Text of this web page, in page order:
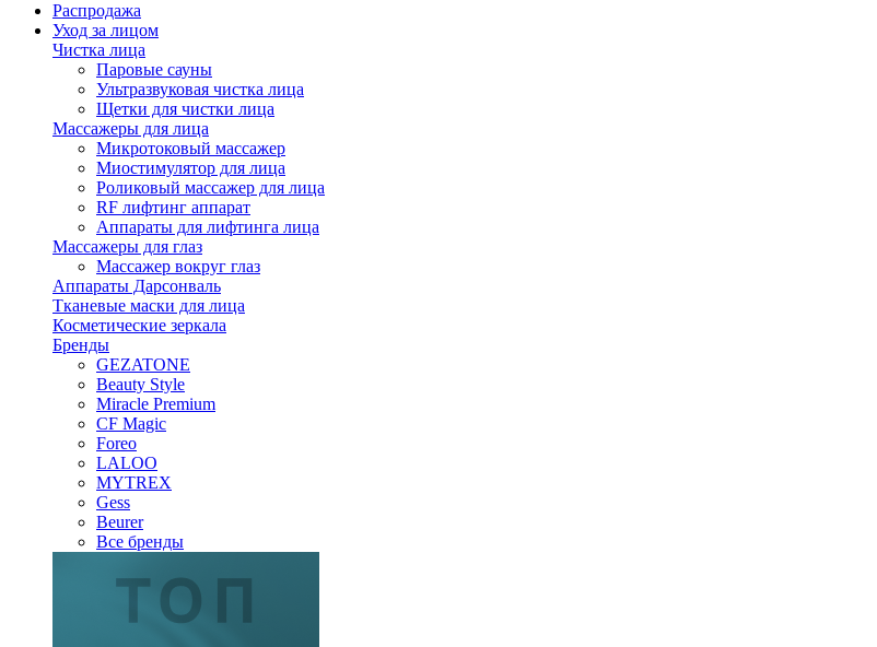
Распродажа
Уход за лицом
Чистка лица
Паровые сауны
Ультразвуковая чистка лица
Щетки для чистки лица
Массажеры для лица
Микротоковый массажер
Миостимулятор для лица
Роликовый массажер для лица
RF лифтинг аппарат
Аппараты для лифтинга лица
Массажеры для глаз
Массажер вокруг глаз
Аппараты Дарсонваль
Тканевые маски для лица
Косметические зеркала
Бренды
GEZATONE
Beauty Style
Miracle Premium
CF Magic
Foreo
LALOO
MYTREX
Gess
Beurer
Все бренды